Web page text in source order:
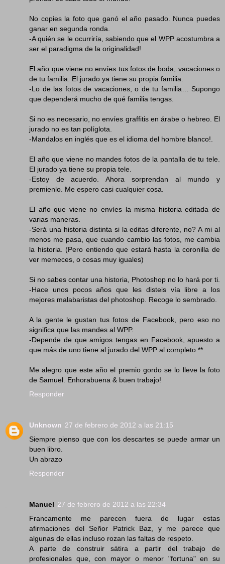
No copies la foto que ganó el año pasado. Nunca puedes
ganar en segunda ronda.
-A quién se le ocurriría, sabiendo que el WPP acostumbra a
ser el paradigma de la originalidad!
El año que viene no envíes tus fotos de boda, vacaciones o
de tu familia. El jurado ya tiene su propia familia.
-Lo de las fotos de vacaciones, o de tu familia… Supongo
que dependerá mucho de qué familia tengas.
Si no es necesario, no envíes graffitis en árabe o hebreo. El
jurado no es tan políglota.
-Mandalos en inglés que es el idioma del hombre blanco!.
El año que viene no mandes fotos de la pantalla de tu tele.
El jurado ya tiene su propia tele.
-Estoy de acuerdo. Ahora sorprendan al mundo y
premienlo. Me espero casi cualquier cosa.
El año que viene no envíes la misma historia editada de
varias maneras.
-Será una historia distinta si la editas diferente, no? A mi al
menos me pasa, que cuando cambio las fotos, me cambia
la historia. (Pero entiendo que estará hasta la coronilla de
ver memeces, o cosas muy iguales)
Si no sabes contar una historia, Photoshop no lo hará por ti.
-Hace unos pocos años que les disteis vía libre a los
mejores malabaristas del photoshop. Recoge lo sembrado.
A la gente le gustan tus fotos de Facebook, pero eso no
significa que las mandes al WPP.
-Depende de que amigos tengas en Facebook, apuesto a
que más de uno tiene al jurado del WPP al completo.**
Me alegro que este año el premio gordo se lo lleve la foto
de Samuel. Enhorabuena & buen trabajo!
Responder
Unknown 27 de febrero de 2012 a las 21:15
Siempre pienso que con los descartes se puede armar un
buen libro.
Un abrazo
Responder
Manuel 27 de febrero de 2012 a las 22:34
Francamente me parecen fuera de lugar estas
afirmaciones del Señor Patrick Baz, y me parece que
algunas de ellas incluso rozan las faltas de respeto.
A parte de construir sátira a partir del trabajo de
profesionales que, con mayor o menor "fortuna" en su